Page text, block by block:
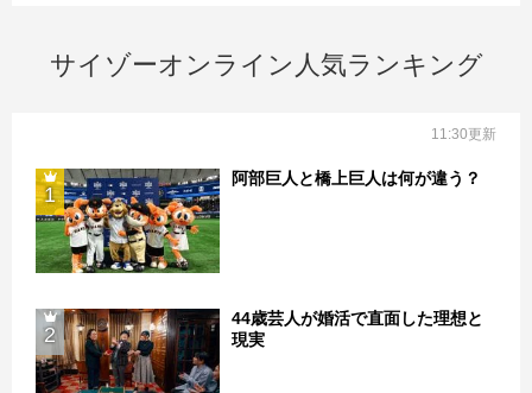
サイゾーオンライン人気ランキング
11:30更新
1
阿部巨人と橋上巨人は何が違う？
2
44歳芸人が婚活で直面した理想と
現実